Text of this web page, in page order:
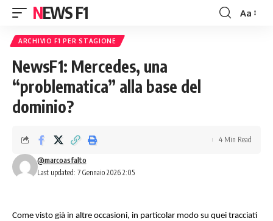
NEWS F1
Font
Aa
ARCHIVIO F1 PER STAGIONE
NewsF1: Mercedes, una
“problematica” alla base del
dominio?
Last updated: 7 Gennaio 2026 2:05
@marcoasfalto
4 Min Read
Come visto già in altre occasioni, in particolar modo su quei tracciati